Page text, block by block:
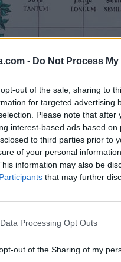
- Do Not Process
out of the sale, sharing to
for targeted advertising
Please note that
interest-based ads based
to third parties prior to
of your personal
information may also be
that may further
Processing Opt Outs
out of the Sharing of my
foto de
existen